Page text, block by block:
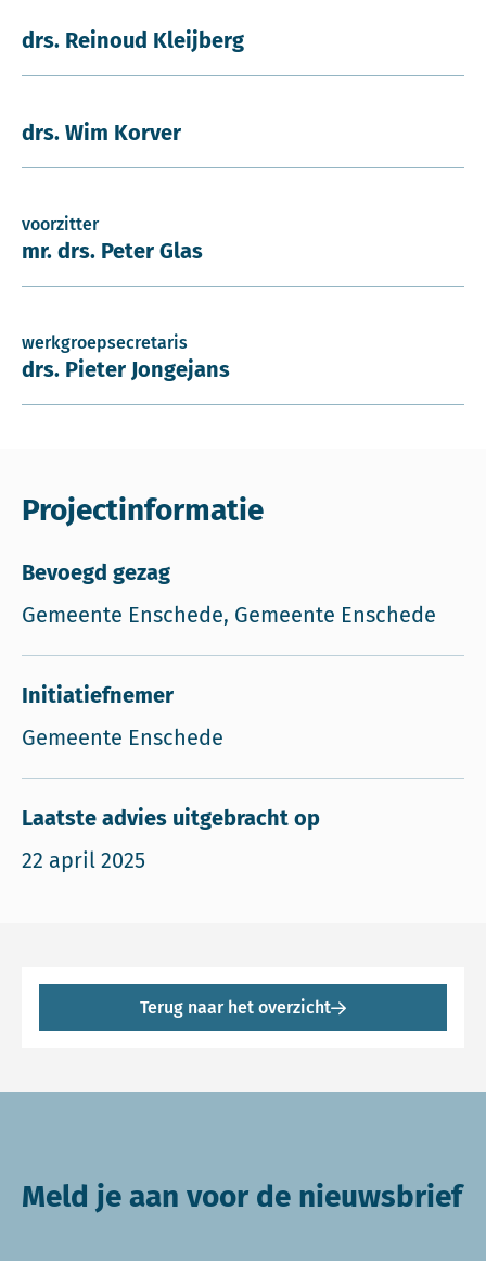
drs. Reinoud Kleijberg
drs. Wim Korver
voorzitter
mr. drs. Peter Glas
werkgroepsecretaris
drs. Pieter Jongejans
Projectinformatie
Bevoegd gezag
Gemeente Enschede, Gemeente Enschede
Initiatiefnemer
Gemeente Enschede
Laatste advies uitgebracht op
22 april 2025
Terug naar het overzicht
Meld je aan voor de nieuwsbrief